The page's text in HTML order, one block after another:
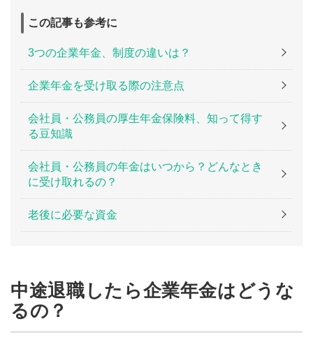
この記事も参考に
3つの企業年金、制度の違いは？
企業年金を受け取る際の注意点
会社員・公務員の厚生年金保険料、知って得す
る豆知識
会社員・公務員の年金はいつから？どんなとき
に受け取れるの？
老後に必要な資金
中途退職したら企業年金はどうな
るの？